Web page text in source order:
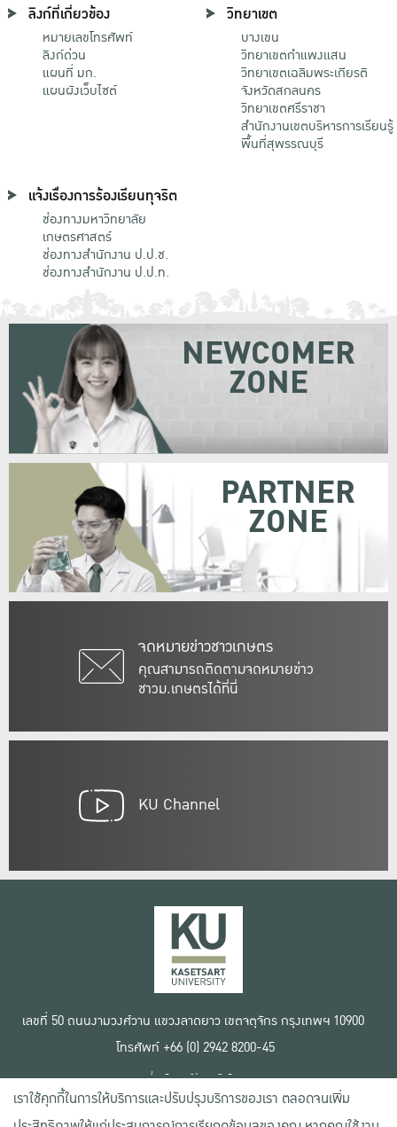
ลิงก์ที่เกี่ยวข้อง
หมายเลขโทรศัพท์
ลิงก์ด่วน
แผนที่ มก.
แผนผังเว็บไซต์
วิทยาเขต
บางเขน
วิทยาเขตกําแพงแสน
วิทยาเขตเฉลิมพระเกียรติ
จังหวัดสกลนคร
วิทยาเขตศรีราชา
สำนักงานเขตบริหารการเรียนรู้
พื้นที่สุพรรณบุรี
แจ้งเรื่องการร้องเรียนทุจริต
ช่องทางมหาวิทยาลัย
เกษตรศาสตร์
ช่องทางสำนักงาน ป.ป.ช.
ช่องทางสำนักงาน ป.ป.ท.
จดหมายข่าวชาวเกษตร
คุณสามารถติดตามจดหมายข่าว
ชาวม.เกษตรได้ที่นี่
NEWCOMER
ZONE
PARTNER
ZONE
KU Channel
เลขที่ 50 ถนนงามวงศ์วาน แขวงลาดยาว เขตจตุจักร กรุงเทพฯ 10900
โทรศัพท์ +66 (0) 2942 8200-45
เงื่อนไขการใช้งานเว็บไซต์
ข้อตกลงด้านสิทธิ์ใช้งาน
นโยบายความเป็นส่วนตัว
เราใช้คุกกี้ในการให้บริการและปรับปรุงบริการของเรา ตลอดจนเพิ่ม